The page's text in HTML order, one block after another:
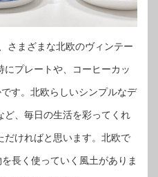
さまざまな北欧のヴィンテー
プレートや、コーヒーカッ
す。北欧らしいシンプルなデ
ど、毎日の生活を彩ってくれ
だければと思います。北欧で
長く使っていく風土がありま